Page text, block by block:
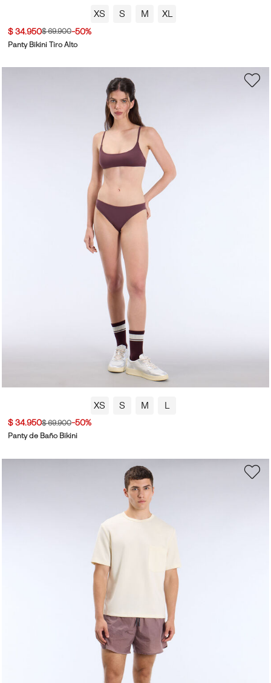
XS S M XL
$ 34.950$ 69.900-50%
Panty Bikini Tiro Alto
XS S M L
$ 34.950$ 69.900-50%
Panty de Baño Bikini